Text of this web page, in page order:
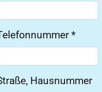
*
Hausnummer